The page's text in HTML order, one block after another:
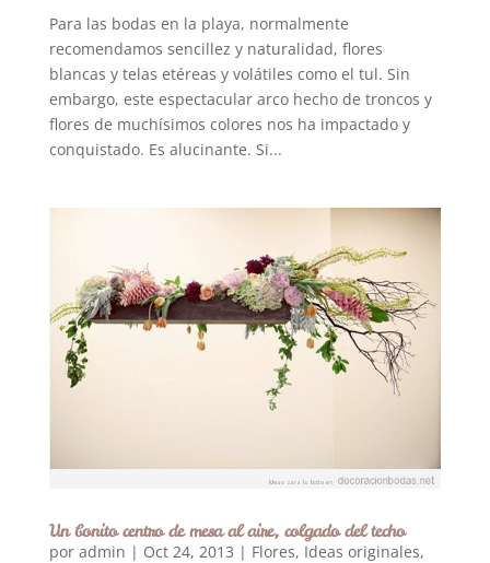
Para las bodas en la playa, normalmente
recomendamos sencillez y naturalidad, flores
blancas y telas etéreas y volátiles como el tul. Sin
embargo, este espectacular arco hecho de troncos y
flores de muchísimos colores nos ha impactado y
conquistado. Es alucinante. Si...
Un bonito centro de mesa al aire, colgado del techo
por admin | Oct 24, 2013 | Flores, Ideas originales,